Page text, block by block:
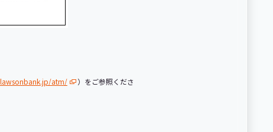
atm/
）をご参照くださ